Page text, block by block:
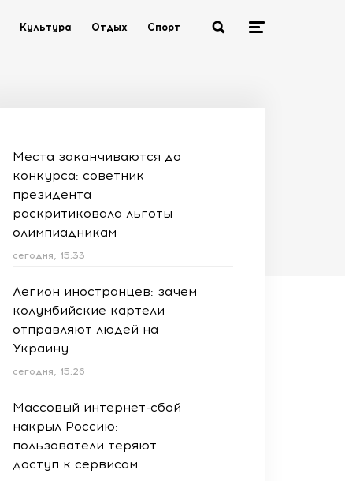
Культура Отдых Спорт
Места заканчиваются до
конкурса: советник
президента
раскритиковала льготы
олимпиадникам
сегодня, 15:33
Легион иностранцев: зачем
колумбийские картели
отправляют людей на
Украину
сегодня, 15:26
Массовый интернет-сбой
накрыл Россию:
пользователи теряют
доступ к сервисам